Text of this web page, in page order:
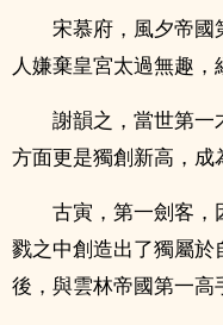
宋慕府，風夕帝國
人嫌棄皇宮太過無趣，
謝韻之，當世第一
方面更是獨創新高，成
古寅，第一劍客，
戮之中創造出了獨屬於
後，與雲林帝國第一高